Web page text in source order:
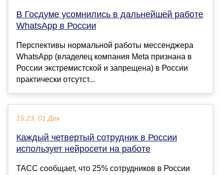
В Госдуме усомнились в дальнейшей работе
WhatsApp в России
Перспективы нормальной работы мессенджера
WhatsApp (владелец компания Meta признана в
России экстремистской и запрещена) в России
практически отсутст...
15:23, 01 Дек
Каждый четвертый сотрудник в России
использует нейросети на работе
ТАСС сообщает, что 25% сотрудников в России